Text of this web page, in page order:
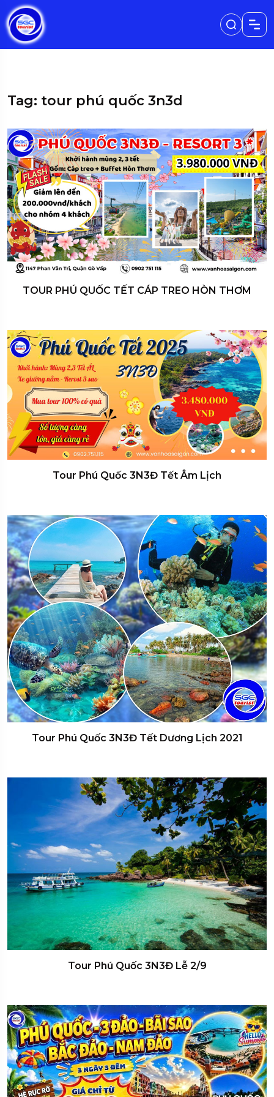
Tag: tour phú quốc 3n3d
TOUR PHÚ QUỐC TẾT CÁP TREO HÒN THƠM
Tour Phú Quốc 3N3Đ Tết Âm Lịch
Tour Phú Quốc 3N3Đ Tết Dương Lịch 2021
Tour Phú Quốc 3N3Đ Lễ 2/9